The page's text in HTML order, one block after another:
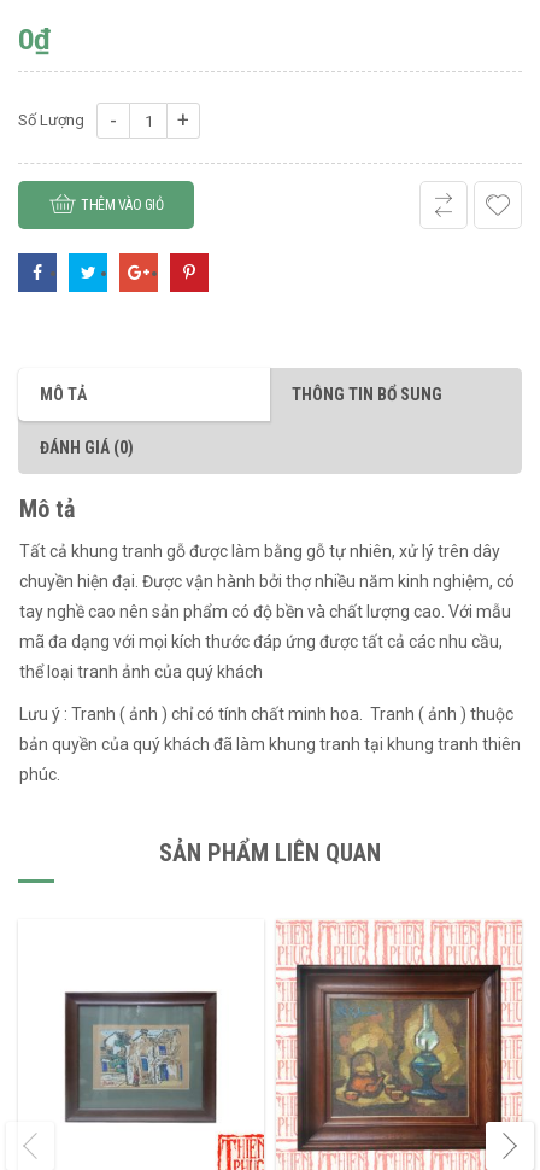
0₫
Số Lượng
Số
THÊM VÀO GIỎ
MÔ TẢ THÔNG TIN BỔ SUNG
ĐÁNH GIÁ (0)
Mô tả
Tất cả khung tranh gỗ được làm bằng gỗ tự nhiên, xử lý trên dây
chuyền hiện đại. Được vận hành bởi thợ nhiều năm kinh nghiệm, có
tay nghề cao nên sản phẩm có độ bền và chất lượng cao. Với mẫu
mã đa dạng với mọi kích thước đáp ứng được tất cả các nhu cầu,
thể loại tranh ảnh của quý khách
Lưu ý : Tranh ( ảnh ) chỉ có tính chất minh hoa. Tranh ( ảnh ) thuộc
bản quyền của quý khách đã làm khung tranh tại khung tranh thiên
phúc.
SẢN PHẨM LIÊN QUAN